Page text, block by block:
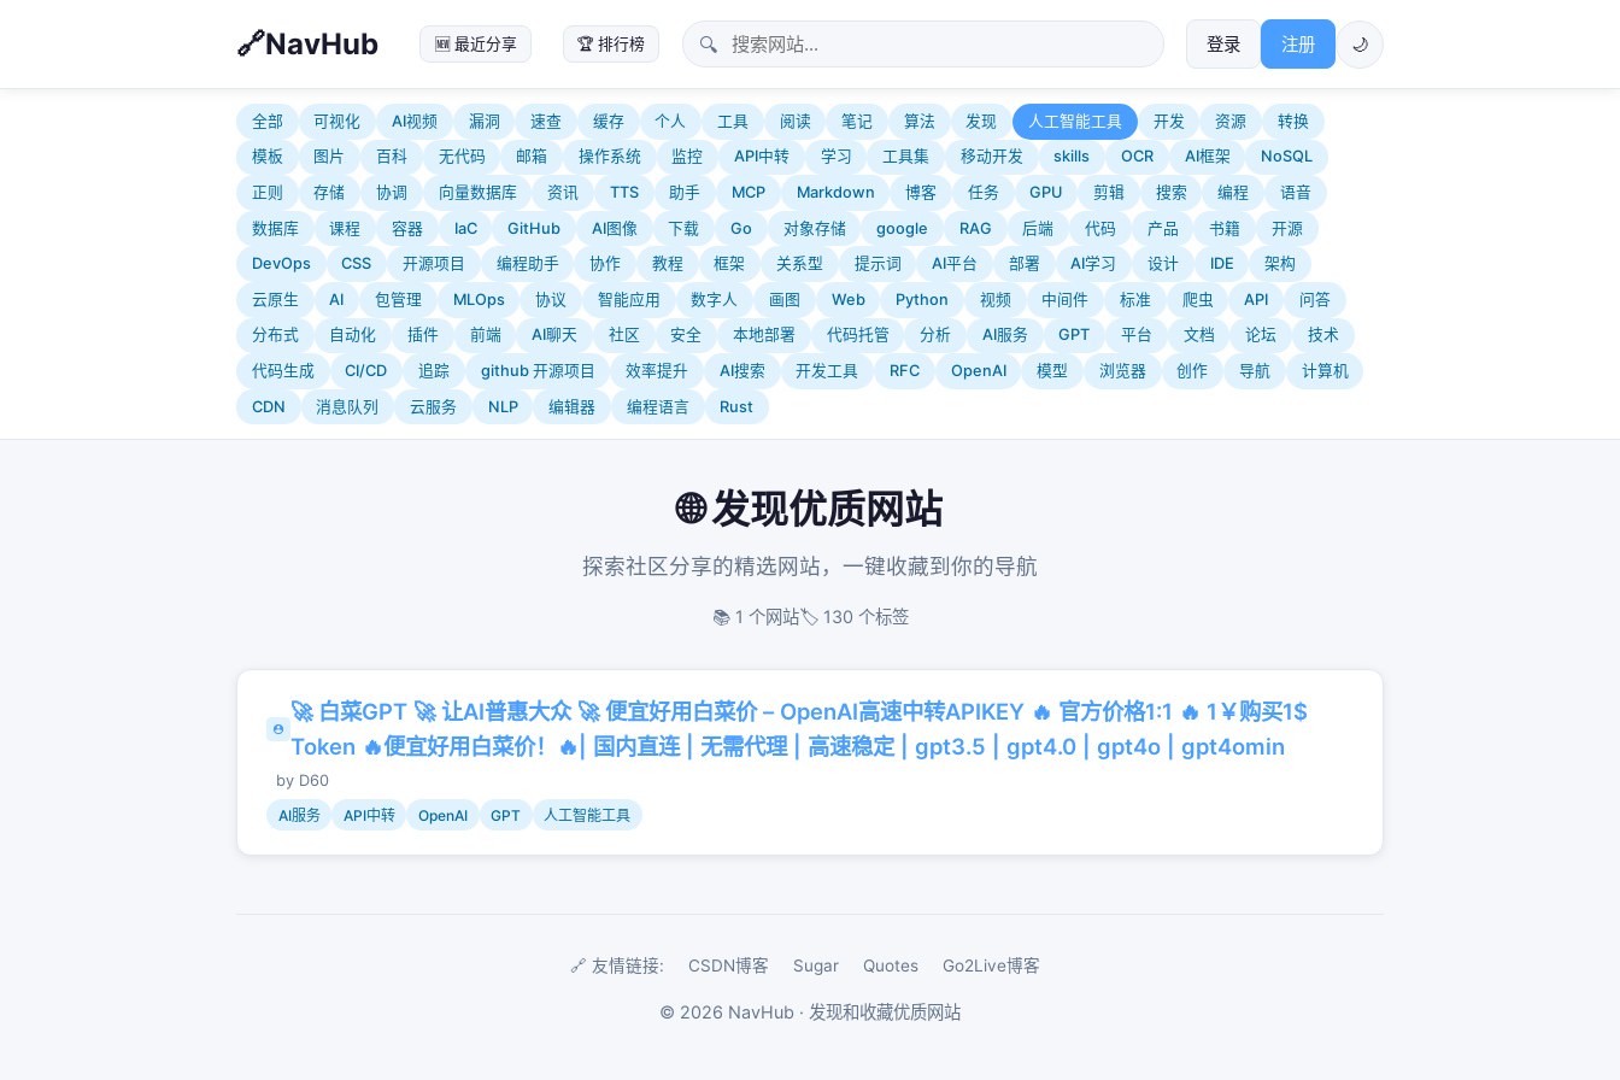
NavHub 🆕 最近分享 🏆 排行榜 🔍 登录 注册 🌙
全部 可视化 AI视频 漏洞 速查 缓存 个人 工具 阅读 笔记 算法 发现 人工智能工具 开发 资源
转换
模板
图片 百科 无代码 邮箱 操作系统 监控 API中转 学习 工具集 移动开发 skills OCR AI框架
NoSQL
正则
存储 协调 向量数据库 资讯 TTS 助手 MCP Markdown 博客 任务 GPU 剪辑 搜索 编程
语音
数据库
课程 容器 IaC GitHub AI图像 下载 Go 对象存储 google RAG 后端 代码 产品 书籍
开源
DevOps
CSS 开源项目 编程助手 协作 教程 框架 关系型 提示词 AI平台 部署 AI学习 设计 IDE
架构
云原生
AI 包管理 MLOps 协议 智能应用 数字人 画图 Web Python 视频 中间件 标准 爬虫 API
问答
分布式
自动化 插件 前端 AI聊天 社区 安全 本地部署 代码托管 分析 AI服务 GPT 平台 文档 论坛
技术
代码生成
CI/CD 追踪 github 开源项目 效率提升 AI搜索 开发工具 RFC OpenAI 模型 浏览器 创作 导航
计算机
CDN
消息队列 云服务 NLP 编辑器 编程语言 Rust
🌐 发现优质网站
探索社区分享的精选网站，一键收藏到你的导航
📚 1 个网站🏷️ 130 个标签
🚀 白菜GPT 🚀 让AI普惠大众 🚀 便宜好用白菜价 – OpenAI高速中转APIKEY 🔥 官方价格1:1 🔥 1￥购买1$
Token 🔥便宜好用白菜价！🔥| 国内直连 | 无需代理 | 高速稳定 | gpt3.5 | gpt4.0 | gpt4o | gpt4omin
by D60
AI服务
API中转 OpenAI GPT 人工智能工具
🔗 友情链接: CSDN博客 Sugar Quotes Go2Live博客
© 2026 NavHub · 发现和收藏优质网站